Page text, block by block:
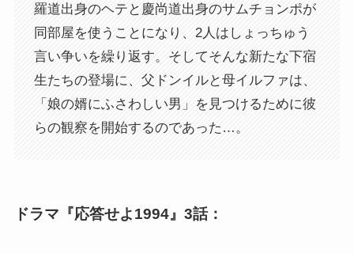
羅道出身のヘテと慶尚道出身のサムチョンポが
同部屋を使うことになり、2人はしょっちゅう
言い争いを繰り返す。そしてそんな新たな下宿
生たちの登場に、父ドンイルと母イルファは、
「娘の婿にふさわしい男」を見つけるために彼
らの観察を開始するのであった…。
ドラマ『応答せよ1994』3話：